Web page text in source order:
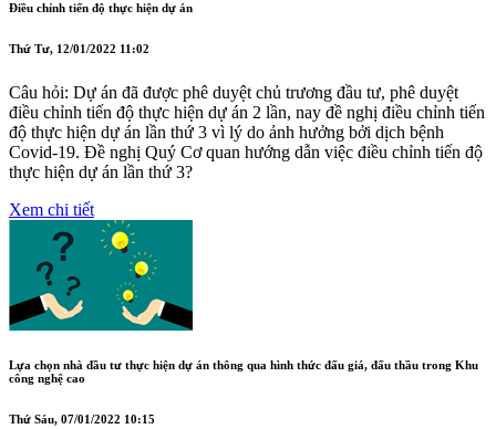
Điều chỉnh tiến độ thực hiện dự án
Thứ Tư, 12/01/2022 11:02
Câu hỏi: Dự án đã được phê duyệt chủ trương đầu tư, phê duyệt
điều chỉnh tiến độ thực hiện dự án 2 lần, nay đề nghị điều chỉnh tiến
độ thực hiện dự án lần thứ 3 vì lý do ảnh hưởng bởi dịch bệnh
Covid-19. Đề nghị Quý Cơ quan hướng dẫn việc điều chỉnh tiến độ
thực hiện dự án lần thứ 3?
Xem chi tiết
Lựa chọn nhà đầu tư thực hiện dự án thông qua hình thức đấu giá, đấu thầu trong Khu
công nghệ cao
Thứ Sáu, 07/01/2022 10:15